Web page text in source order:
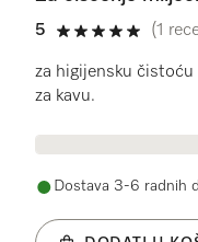
5
5 od 5
(1
za higijensku
za kavu.
Dostava 3-6 radnih